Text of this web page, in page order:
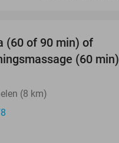
(60 of 90 min) of
(60 min)
(8 km)